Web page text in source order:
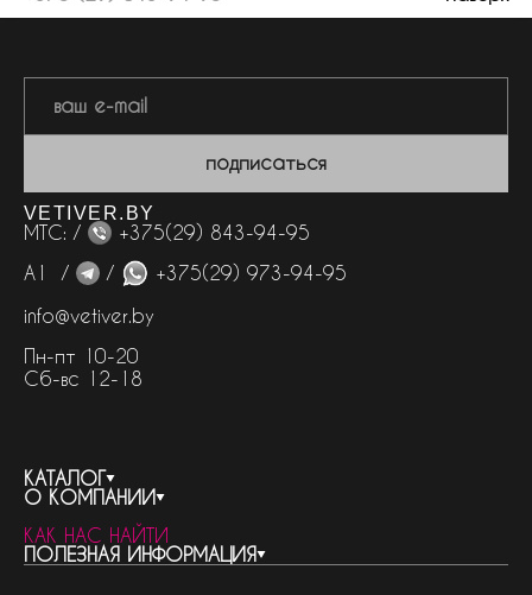
подписаться
VETIVER.BY
МТС: /
+375(29) 843-94-95
А1 /
/
+375(29) 973-94-95
info@vetiver.by
Пн-пт 10-20
Сб-вс 12-18
КАТАЛОГ
весь каталог
бренды
женская парфюмерия
О КОМПАНИИ
контакты
о компании
КАК НАС НАЙТИ
ПОЛЕЗНАЯ ИНФОРМАЦИЯ